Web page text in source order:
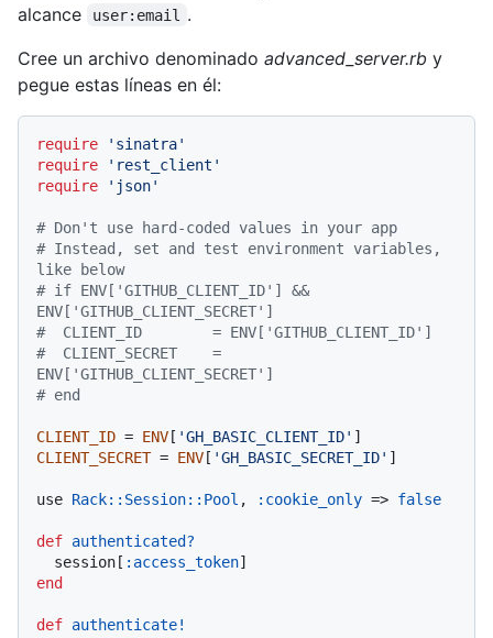
alcance
user:email
.
Cree un archivo denominado advanced_server.rb y
pegue estas líneas en él:
require
'sinatra'
require
'rest_client'
require
'json'
# Don't use hard-coded values in your app
# Instead, set and test environment variables,
like below
# if ENV['GITHUB_CLIENT_ID'] &&
ENV['GITHUB_CLIENT_SECRET']
#  CLIENT_ID        = ENV['GITHUB_CLIENT_ID']
#  CLIENT_SECRET    =
ENV['GITHUB_CLIENT_SECRET']
# end
CLIENT_ID = ENV[ 'GH_BASIC_CLIENT_ID'
CLIENT_SECRET = ENV[ 'GH_BASIC_SECRET_ID' ]
use Rack: :Session: :Pool , :cookie_only => false
def authenticated?
  session[
:access_token
end
def authenticate!